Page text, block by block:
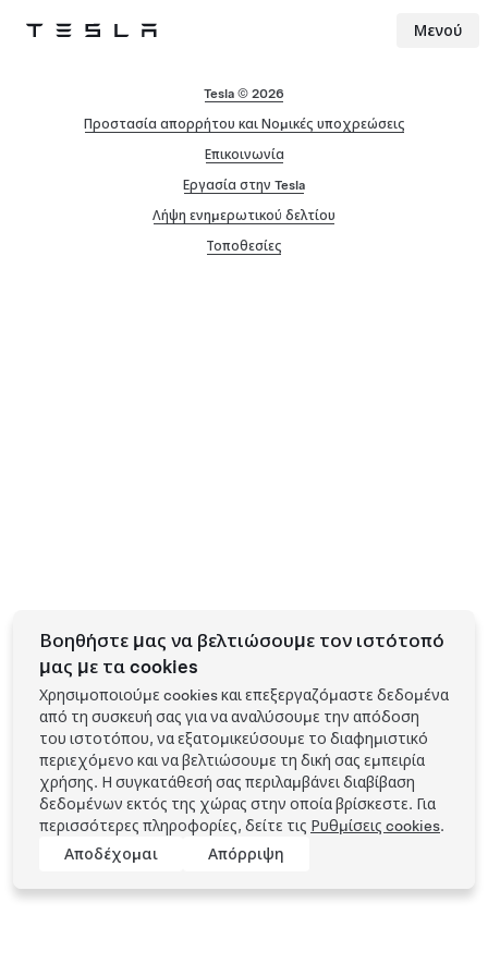
Tesla Μενού
Tesla © 2026
Προστασία απορρήτου και Νομικές υποχρεώσεις
Επικοινωνία
Εργασία στην Tesla
Λήψη ενημερωτικού δελτίου
Τοποθεσίες
Βοηθήστε μας να βελτιώσουμε τον ιστότοπό
μας με τα cookies
Χρησιμοποιούμε cookies και επεξεργαζόμαστε δεδομένα
από τη συσκευή σας για να αναλύσουμε την απόδοση
του ιστοτόπου, να εξατομικεύσουμε το διαφημιστικό
περιεχόμενο και να βελτιώσουμε τη δική σας εμπειρία
χρήσης. Η συγκατάθεσή σας περιλαμβάνει διαβίβαση
δεδομένων εκτός της χώρας στην οποία βρίσκεστε. Για
περισσότερες πληροφορίες, δείτε τις Ρυθμίσεις cookies.
Αποδέχομαι
Απόρριψη